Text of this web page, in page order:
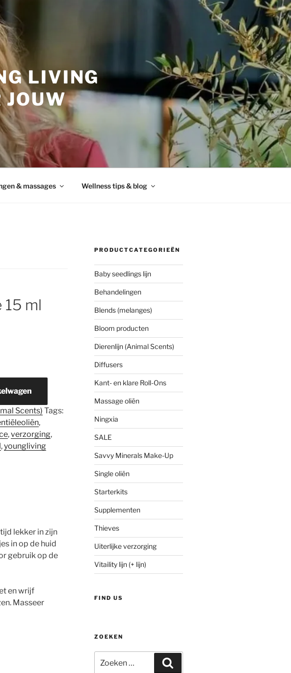
LIVING
JOUW
& massages Wellness tips & blog
15 ml
Scents) Tags:
,
,verzorging,
,youngliving
lekker in zijn
in op de huid
gebruik op de
en wrijf
Masseer
PRODUCTCATEGORIEËN
Baby seedlings lijn
Behandelingen
Blends (melanges)
Bloom producten
Dierenlijn (Animal Scents)
Diffusers
Kant- en klare Roll-Ons
Massage oliën
Ningxia
SALE
Savvy Minerals Make-Up
Single oliën
Starterkits
Supplementen
Thieves
Uiterlijke verzorging
Vitaility lijn (+ lijn)
FIND US
ZOEKEN
naar: